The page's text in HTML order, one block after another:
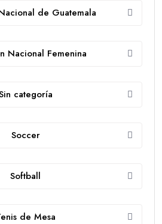
de Guatemala
Nacional Femenina
categoría
Soccer
Softball
de Mesa